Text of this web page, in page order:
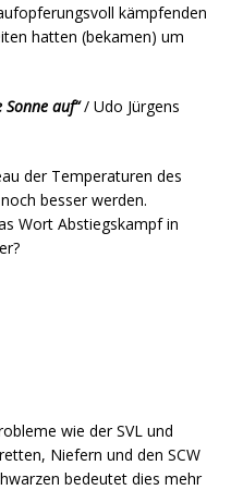
kämpfenden
hatten (bekamen) um
auf“/ Udo Jürgens
der Temperaturen des
besser werden.
Wort Abstiegskampf in
wie der SVL und
Niefern und den SCW
bedeutet dies mehr